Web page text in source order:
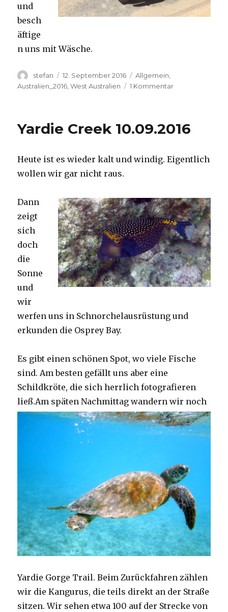
und
besch
äftige
n uns mit Wäsche.
Autor
stefan
Veröffentlicht
am
12. September 2016 Kategorien
Allgemein
Australien_2016 ,West Australien 1 Kommentarzu
Yardie Creek 10.09.2016
Heute ist es wieder kalt und windig. Eigentlich
wollen wir gar nicht raus.
Dann
zeigt
sich
doch
die
Sonne
und
wir
werfen uns in Schnorchelausrüstung und
erkunden die Osprey Bay.
Es gibt einen schönen Spot, wo viele Fische
sind. Am besten gefällt uns aber eine
Schildkröte, die sich herrlich fotografieren
ließ.Am späten Nachmittag wandern wir noch
Yardie Gorge Trail. Beim Zurückfahren zählen
wir die Kangurus, die teils direkt an der Straße
sitzen. Wir sehen etwa 100 auf der Strecke von